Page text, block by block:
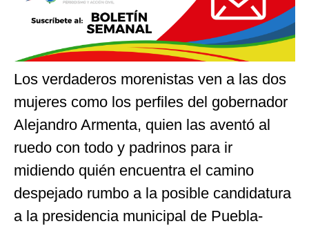
Los verdaderos morenistas ven a las dos
mujeres como los perfiles del gobernador
Alejandro Armenta, quien las aventó al
ruedo con todo y padrinos para ir
midiendo quién encuentra el camino
despejado rumbo a la posible candidatura
a la presidencia municipal de Puebla-